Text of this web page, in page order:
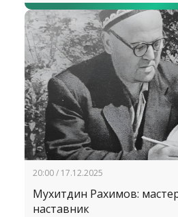
20:00 / 17.12.2025
Мухитдин Рахимов:
наставник